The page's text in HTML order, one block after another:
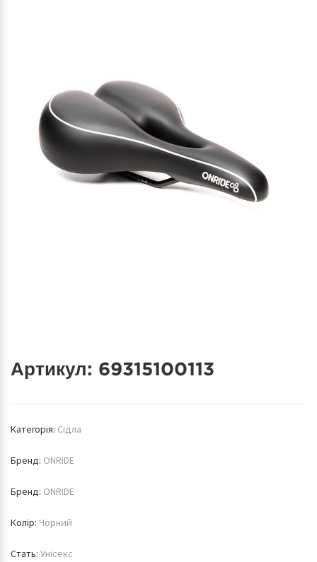
Артикул: 69315100113
Категорія: Сідла
Бренд: ONRIDE
Бренд: ONRIDE
Колір: Чорний
Стать: Унісекс